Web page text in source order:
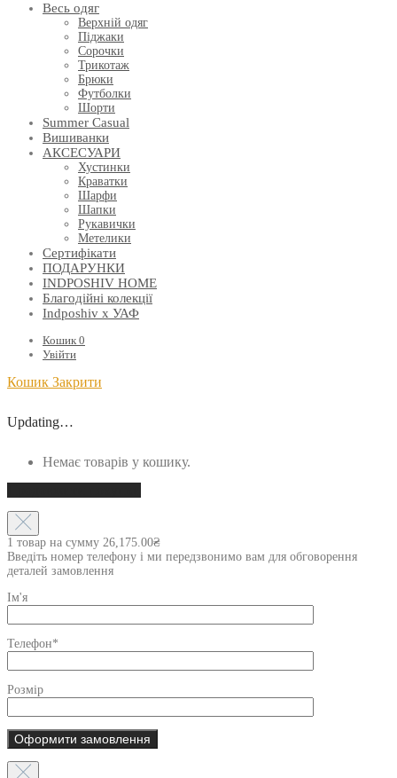
Весь одяг
Верхній одяг
Піджаки
Сорочки
Трикотаж
Брюки
Футболки
Шорти
Summer Casual
Вишиванки
АКСЕСУАРИ
Хустинки
Краватки
Шарфи
Шапки
Рукавички
Метелики
Сертифікати
ПОДАРУНКИ
INDPOSHIV HOME
Благодійні колекції
Indposhiv x УАФ
Кошик 0
Увійти
Кошик Закрити
Updating…
Немає товарів у кошику.
1 товар на сумму 26,175.00₴
Введіть номер телефону і ми передзвонимо вам для обговорення
деталей замовлення
Ім'я
Телефон*
Розмір